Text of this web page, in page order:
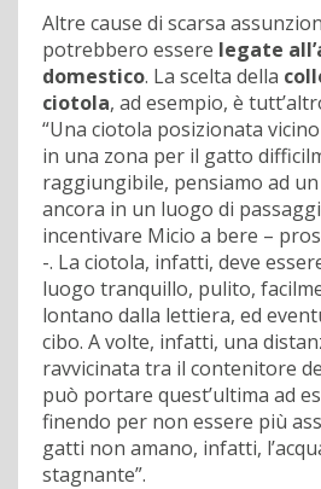
Altre cause di scarsa
potrebbero essere legate
domestico. La scelta della
ciotola, ad esempio, è
“Una ciotola posizionata
in una zona per il gatto
raggiungibile, pensiamo ad
ancora in un luogo di
incentivare Micio a bere –
-. La ciotola, infatti, deve
luogo tranquillo, pulito,
lontano dalla lettiera, ed
cibo. A volte, infatti, una
ravvicinata tra il contenitore
può portare quest’ultima ad
finendo per non essere più
gatti non amano, infatti,
stagnante”.